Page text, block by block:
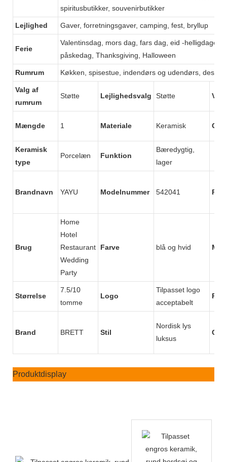
spiritusbutikker, souvenirbutikker
Lejlighed Gaver, forretningsgaver, camping, fest, bryllup
Ferie
Valentinsdag, mors dag, fars dag, eid -helligdage,
påskedag, Thanksgiving, Halloween
Rumrum Køkken, spisestue, indendørs og udendørs,
Valg af
rumrum
Støtte Lejlighedsvalg Støtte
Mængde 1 Materiale Keramisk
Keramisk
type
Porcelæn Funktion
Bæredygtig,
lager
Brandnavn YAYU Modelnummer 542041
Brug
Home
Hotel
Restaurant
Wedding
Party
Farve blå og hvid
Størrelse
7.5/10
tomme
Logo
Tilpasset logo
acceptabelt
Brand BRETT Stil
Nordisk lys
luksus
Produktdisplay